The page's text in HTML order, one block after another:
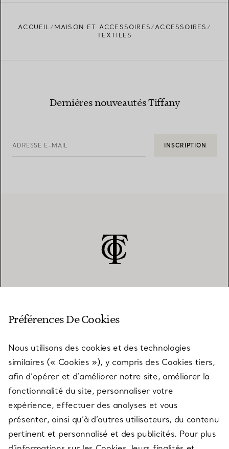
ACCUEIL MAISON ET ACCESSOIRES
ACCESSOIRES
TEXTILES
Dernières nouveautés Tiffany
ADRESSE E-MAIL INSCRIPTION
SERVICES
À PROPOS
QUESTIONS LÉGALES
Préférences De Cookies
Nous utilisons des cookies et des technologies
similaires (« Cookies »), y compris des Cookies tiers,
afin d’opérer et d’améliorer notre site, améliorer la
fonctionnalité du site, personnaliser votre
expérience, effectuer des analyses et vous
présenter, ainsi qu’à d’autres utilisateurs, du contenu
pertinent et personnalisé et des publicités. Pour plus